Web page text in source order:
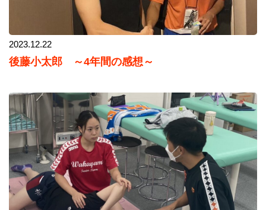
2023.12.22
後藤小太郎 ～4年間の感想～